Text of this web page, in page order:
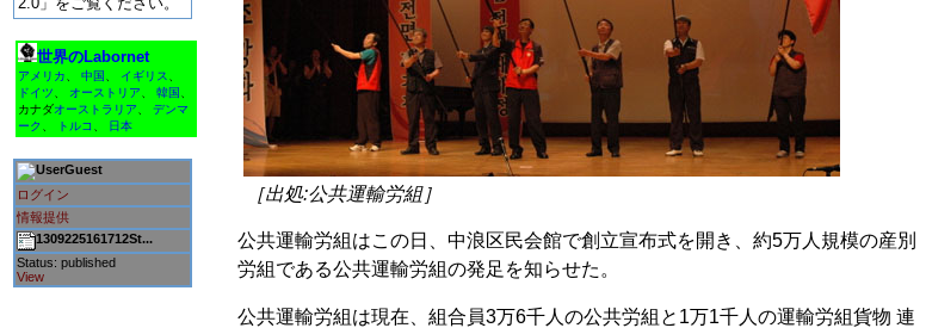
世界のLabornet
アメリカ 中国 イギリス
ドイツ
オーストリア 韓国
カナダオーストラリア
デンマ
ーク
トルコ 日本
Guest
ログイン
情報提供
1309225161712St...
Status: published
View
［出処:公共運輸労組］
公共運輸労組はこの日、中浪区民会館で創立宣布式を開き、約5万人規模の産別
労組である公共運輸労組の発足を知らせた。
公共運輸労組は現在、組合員3万6千人の公共労組と1万1千人の運輸労組貨物 連